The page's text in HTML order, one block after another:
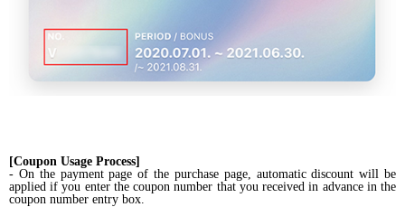
[Coupon Usage Process]
- On the payment page of the purchase page, automatic discount will be
applied if you enter the coupon number that you received in advance in the
coupon number entry box.